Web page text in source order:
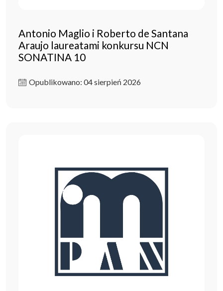
Antonio Maglio i Roberto de Santana
Araujo laureatami konkursu NCN
SONATINA 10
Opublikowano: 04 sierpień 2026